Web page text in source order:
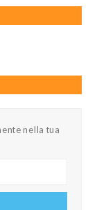
nella tua